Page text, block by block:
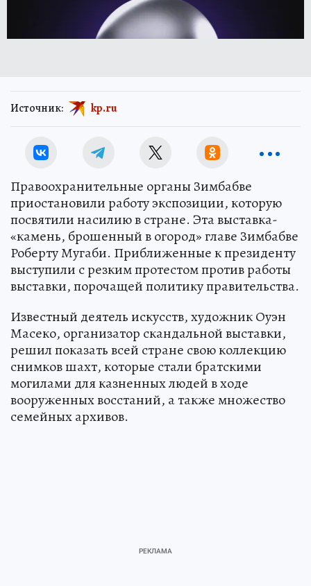
Источник: kp.ru
Правоохранительные органы Зимбабве
приостановили работу экспозиции, которую
посвятили насилию в стране. Эта выставка-
«камень, брошенный в огород» главе Зимбабве
Роберту Мугаби. Приближенные к президенту
выступили с резким протестом против работы
выставки, порочащей политику правительства.
Известный деятель искусств, художник Оуэн
Масеко, организатор скандальной выставки,
решил показать всей стране свою коллекцию
снимков шахт, которые стали братскими
могилами для казненных людей в ходе
вооруженных восстаний, а также множество
семейных архивов.